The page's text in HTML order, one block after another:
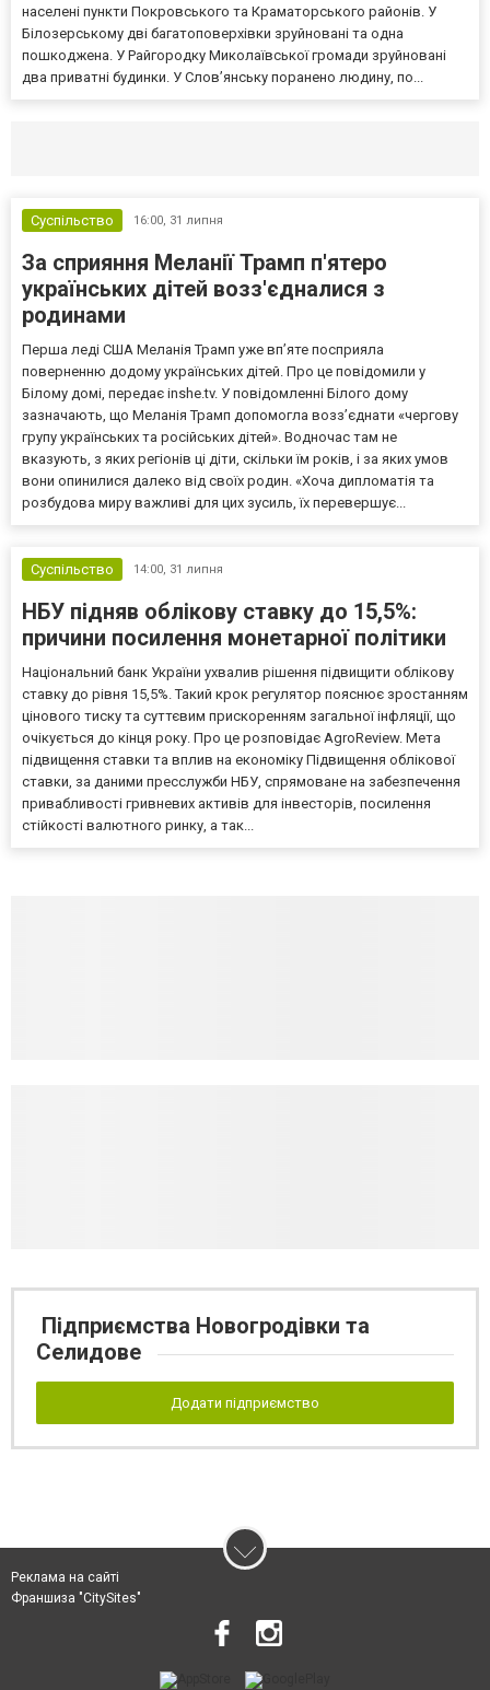
населені пункти Покровського та Краматорського районів. У
Білозерському дві багатоповерхівки зруйновані та одна
пошкоджена. У Райгородку Миколаївської громади зруйновані
два приватні будинки. У Слов’янську поранено людину, по...
Суспільство 16:00, 31 липня
За сприяння Меланії Трамп п'ятеро
українських дітей возз'єдналися з
родинами
Перша леді США Меланія Трамп уже впʼяте посприяла
поверненню додому українських дітей. Про це повідомили у
Білому домі, передає inshe.tv. У повідомленні Білого дому
зазначають, що Меланія Трамп допомогла возз’єднати «чергову
групу українських та російських дітей». Водночас там не
вказують, з яких регіонів ці діти, скільки їм років, і за яких умов
вони опинилися далеко від своїх родин. «Хоча дипломатія та
розбудова миру важливі для цих зусиль, їх перевершує...
Суспільство 14:00, 31 липня
НБУ підняв облікову ставку до 15,5%:
причини посилення монетарної політики
Національний банк України ухвалив рішення підвищити облікову
ставку до рівня 15,5%. Такий крок регулятор пояснює зростанням
цінового тиску та суттєвим прискоренням загальної інфляції, що
очікується до кінця року. Про це розповідає AgroReview. Мета
підвищення ставки та вплив на економіку Підвищення облікової
ставки, за даними пресслужби НБУ, спрямоване на забезпечення
привабливості гривневих активів для інвесторів, посилення
стійкості валютного ринку, а так...
Підприємства Новогродівки та
Селидове
Додати підприємство
Реклама на сайті
Франшиза "CitySites"